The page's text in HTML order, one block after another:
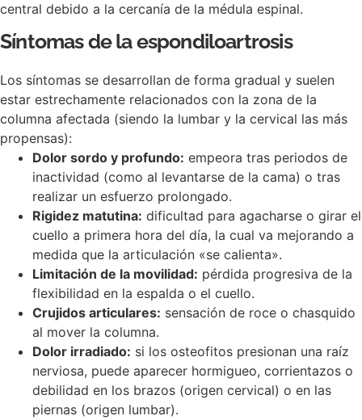
central debido a la cercanía de la médula espinal.
Síntomas de la espondiloartrosis
Los síntomas se desarrollan de forma gradual y suelen
estar estrechamente relacionados con la zona de la
columna afectada (siendo la lumbar y la cervical las más
propensas):
Dolor sordo y profundo: empeora tras periodos de
inactividad (como al levantarse de la cama) o tras
realizar un esfuerzo prolongado.
Rigidez matutina: dificultad para agacharse o girar el
cuello a primera hora del día, la cual va mejorando a
medida que la articulación «se calienta».
Limitación de la movilidad: pérdida progresiva de la
flexibilidad en la espalda o el cuello.
Crujidos articulares: sensación de roce o chasquido
al mover la columna.
Dolor irradiado: si los osteofitos presionan una raíz
nerviosa, puede aparecer hormigueo, corrientazos o
debilidad en los brazos (origen cervical) o en las
piernas (origen lumbar).